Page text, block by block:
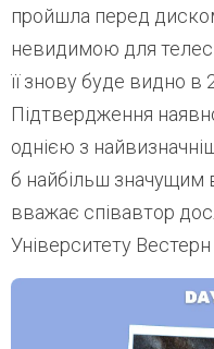
пройшла перед
невидимою для
її знову буде видно в
Підтвердження
однією з
б найбільш значущим
вважає співавтор
Університету Вестерн